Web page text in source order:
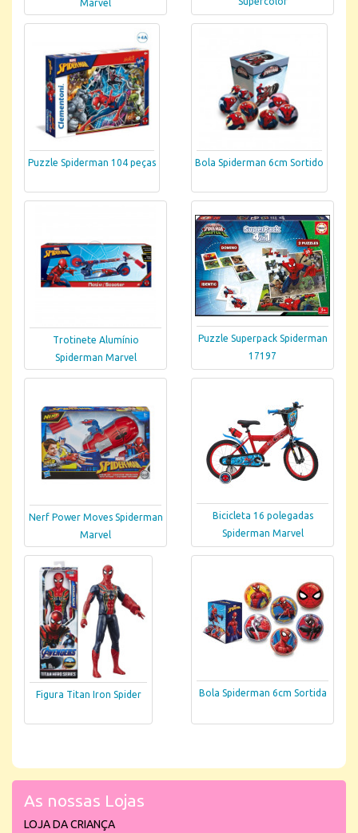
Marvel
Puzzle Spiderman 104 peças Bola Spiderman 6cm Sortido
Trotinete Alumínio
Spiderman Marvel
Puzzle Superpack Spiderman
17197
Nerf Power Moves Spiderman
Marvel
Bicicleta 16 polegadas
Spiderman Marvel
Figura Titan Iron Spider Bola Spiderman 6cm Sortida
As nossas Lojas
LOJA DA CRIANÇA